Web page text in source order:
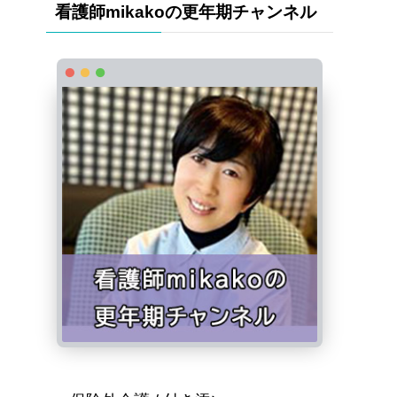
看護師mikakoの更年期チャンネル